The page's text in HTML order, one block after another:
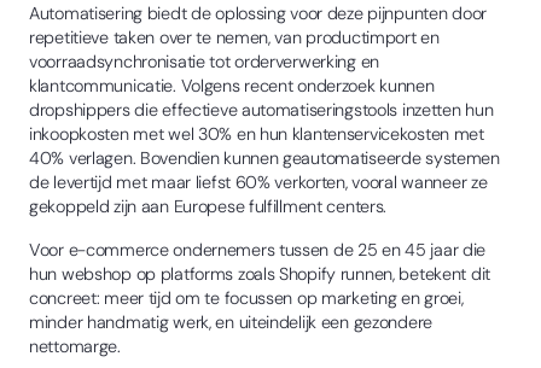
Automatisering biedt de oplossing voor deze pijnpunten door
repetitieve taken over te nemen, van productimport en
voorraadsynchronisatie tot orderverwerking en
klantcommunicatie. Volgens recent onderzoek kunnen
dropshippers die effectieve automatiseringstools inzetten hun
inkoopkosten met wel 30% en hun klantenservicekosten met
40% verlagen. Bovendien kunnen geautomatiseerde systemen
de levertijd met maar liefst 60% verkorten, vooral wanneer ze
gekoppeld zijn aan Europese fulfillment centers.
Voor e-commerce ondernemers tussen de 25 en 45 jaar die
hun webshop op platforms zoals Shopify runnen, betekent dit
concreet: meer tijd om te focussen op marketing en groei,
minder handmatig werk, en uiteindelijk een gezondere
nettomarge.